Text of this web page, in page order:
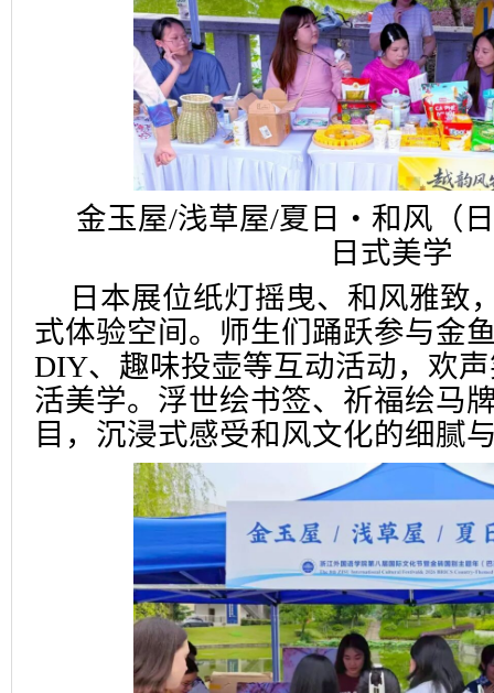
金玉屋/浅草屋/夏日・和风（
日式美学
日本展位纸灯摇曳、和风雅致
式体验空间。师生们踊跃参与金
DIY、趣味投壶等互动活动，欢
活美学。浮世绘书签、祈福绘马
目，沉浸式感受和风文化的细腻